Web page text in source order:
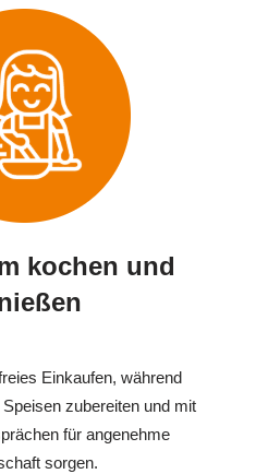
kochen und
Einkaufen, während
zubereiten und mit
für angenehme
sorgen.